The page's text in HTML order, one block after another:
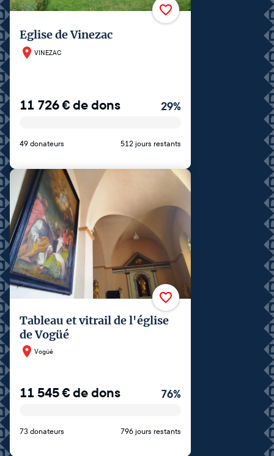
Eglise de Vinezac
VINEZAC
11 726€de dons 29%
49 donateurs 512 jours restants
Tableau et vitrail de l'église
de Vogüé
Vogüé
11 545€de dons 76%
73 donateurs 796 jours restants